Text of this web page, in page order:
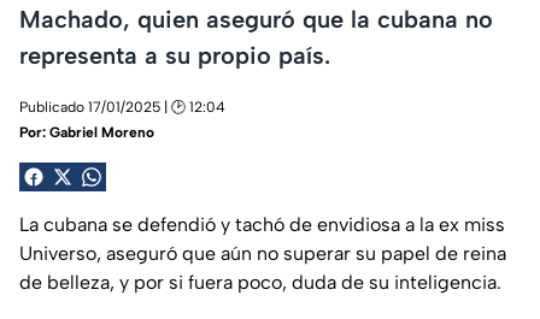
Machado, quien aseguró que la cubana no
representa a su propio país.
Publicado 17/01/2025 | 🕑 12:04
Por: Gabriel Moreno
La cubana se defendió y tachó de envidiosa a la ex miss
Universo, aseguró que aún no superar su papel de reina
de belleza, y por si fuera poco, duda de su inteligencia.